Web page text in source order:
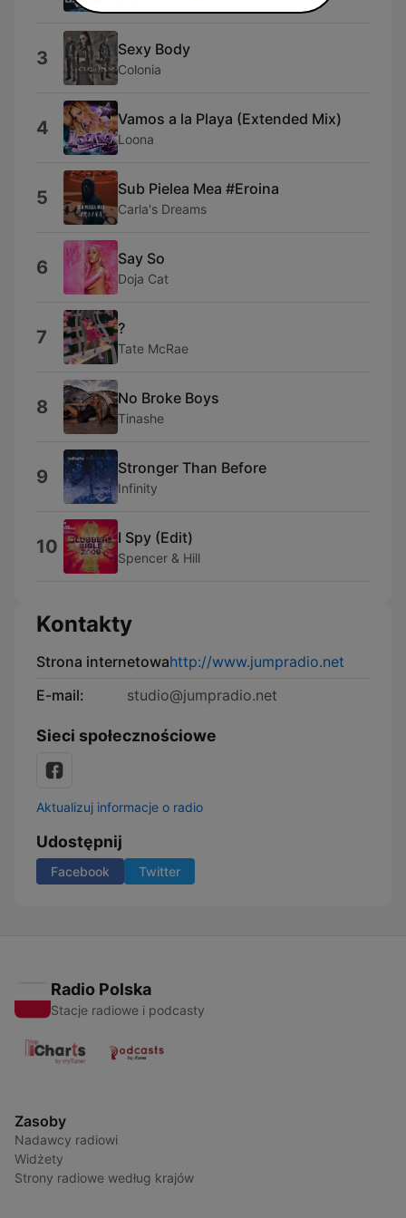
3 Sexy Body
Colonia
4 Vamos a la Playa (Extended Mix)
Loona
5 Sub Pielea Mea #Eroina
Carla's Dreams
6 Say So
Doja Cat
7 ?
Tate McRae
8 No Broke Boys
Tinashe
9 Stronger Than Before
Infinity
10 I Spy (Edit)
Spencer & Hill
Kontakty
Strona internetowahttp://www.jumpradio.net
E-mail:
studio@jumpradio.net
Sieci społecznościowe
Aktualizuj informacje o radio
Udostępnij
Facebook Twitter
Radio Polska
Stacje radiowe i podcasty
Zasoby
Nadawcy radiowi
Widżety
Strony radiowe według krajów